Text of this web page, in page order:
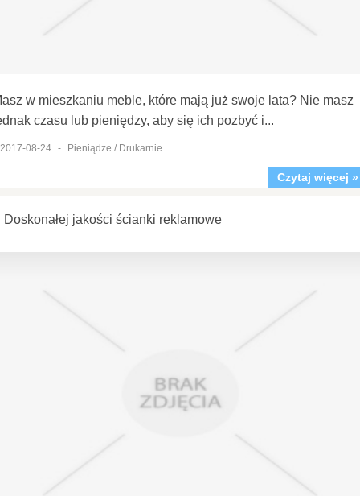
w mieszkaniu meble, które mają już swoje lata? Nie masz
czasu lub pieniędzy, aby się ich pozbyć i...
2017-08-24 - Pieniądze / Drukarnie
Czytaj więcej »
Doskonałej jakości ścianki reklamowe